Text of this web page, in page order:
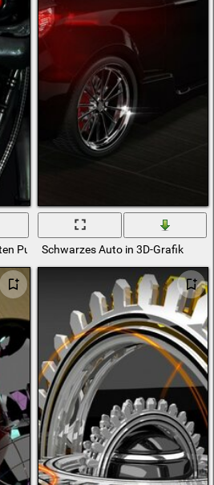
PupillenSchwarzes Auto in 3D-Grafik